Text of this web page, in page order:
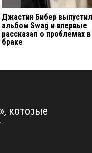
Джастин Бибер выпустил
альбом Swag и впервые
рассказал о проблемах в
браке
которые